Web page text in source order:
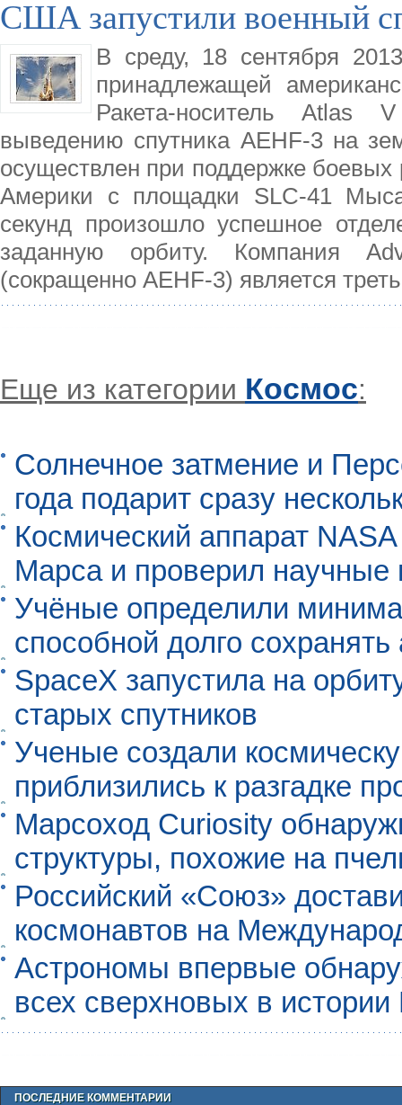
США запустили военный
В среду, 18 сентября
принадлежащей
Ракета-носитель
выведению спутника AEHF-3 на
осуществлен при поддержке
Америки с площадки SLC-41
секунд произошло успешное
заданную орбиту. Компания
(сокращенно AEHF-3) является
Еще из категории Космос:
Солнечное затмение и
года подарит сразу
Космический аппарат
Марса и проверил научные
Учёные определили
способной долго
SpaceX запустила на
старых спутников
Ученые создали
приблизились к разгадке
Марсоход Curiosity
структуры, похожие на
Российский «Союз»
космонавтов на
Астрономы впервые
всех сверхновых в
ПОСЛЕДНИЕ КОММЕНТАРИИ